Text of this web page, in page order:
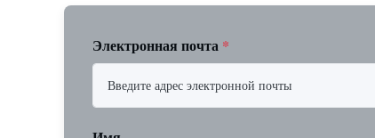
Электронная почта *